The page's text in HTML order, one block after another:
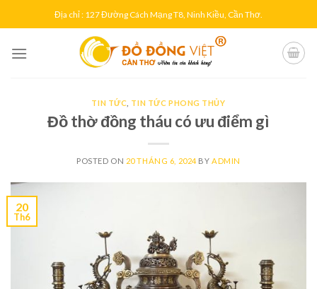
to
Địa chỉ : 127 Đường Cách Mạng T8, Ninh Kiều, Cần Thơ.
TIN TỨC TIN TỨC PHONG THỦY
Đồ thờ đồng tháu có ưu điểm gì
POSTED ON 20 THÁNG 6, 2024BY ADMIN
20
Th6